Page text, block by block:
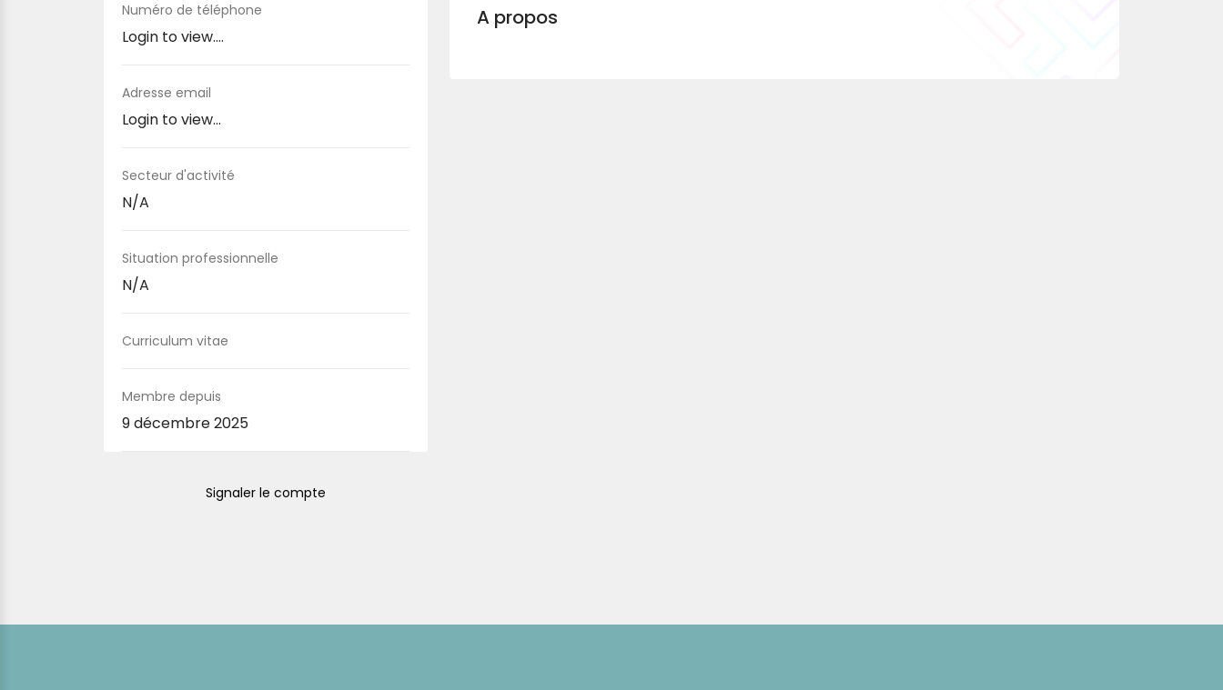
Numéro de téléphone
Login to view....
Adresse email
Login to view...
Secteur d'activité
N/A
Situation professionnelle
N/A
Curriculum vitae
Membre depuis
9 décembre 2025
Signaler le compte
A propos